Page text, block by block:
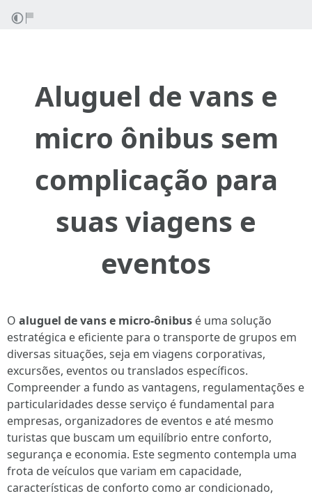
Aluguel de vans e
micro ônibus sem
complicação para
suas viagens e
eventos
O aluguel de vans e micro-ônibus é uma solução
estratégica e eficiente para o transporte de grupos em
diversas situações, seja em viagens corporativas,
excursões, eventos ou translados específicos.
Compreender a fundo as vantagens, regulamentações e
particularidades desse serviço é fundamental para
empresas, organizadores de eventos e até mesmo
turistas que buscam um equilíbrio entre conforto,
segurança e economia. Este segmento contempla uma
frota de veículos que variam em capacidade,
características de conforto como ar condicionado,